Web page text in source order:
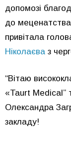
допомозі
до
привітала
Ніколаєва з
“Вітаю
«Taurt Medical”
Олександра
закладу!